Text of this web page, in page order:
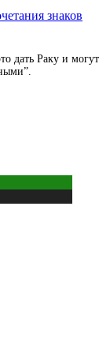
знаков
дать Раку и могут